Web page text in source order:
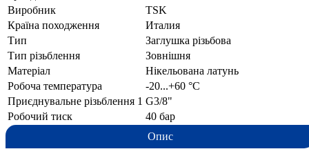
Виробник
TSK
Країна походження
Италия
Тип
Заглушка різьбова
Тип різьблення
Зовнішня
Матеріал
Нікельована латунь
Робоча температура
-20...+60 °С
Приєднувальне різьблення 1 G3/8"
Робочий тиск
40 бар
Опис